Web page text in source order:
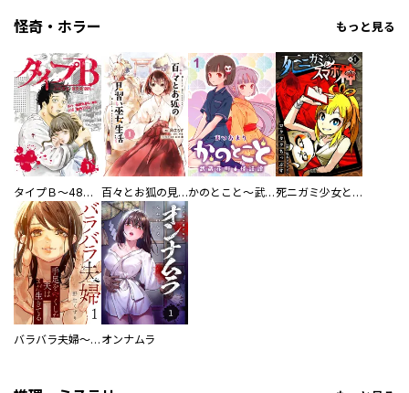
怪奇・ホラー もっと見る
タイプＢ～48時間後、致死率100％～【単話】 百々とお狐の見習い巫女生活【単行本版】 かのとこと～武蔵花町怪話譚～ 【連載版】 死ニガミ少女とスマホ神
バラバラ夫婦～手足をなくした夫はまだ生きてる オンナムラ